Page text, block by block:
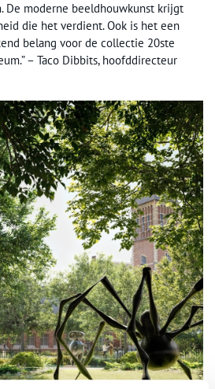
De moderne beeldhouwkunst krijgt
die het verdient. Ook is het een
belang voor de collectie 20ste
– Taco Dibbits, hoofddirecteur